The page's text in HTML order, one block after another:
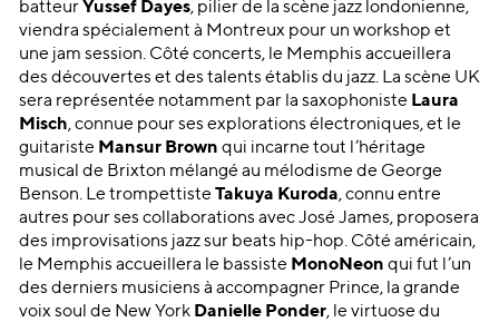
batteur Yussef Dayes, pilier de la scène jazz londonienne,
viendra spécialement à Montreux pour un workshop et
une jam session. Côté concerts, le Memphis accueillera
des découvertes et des talents établis du jazz. La scène UK
sera représentée notamment par la saxophoniste Laura
Misch, connue pour ses explorations électroniques, et le
guitariste Mansur Brown qui incarne tout l’héritage
musical de Brixton mélangé au mélodisme de George
Benson. Le trompettiste Takuya Kuroda, connu entre
autres pour ses collaborations avec José James, proposera
des improvisations jazz sur beats hip-hop. Côté américain,
le Memphis accueillera le bassiste MonoNeon qui fut l’un
des derniers musiciens à accompagner Prince, la grande
voix soul de New York Danielle Ponder, le virtuose du